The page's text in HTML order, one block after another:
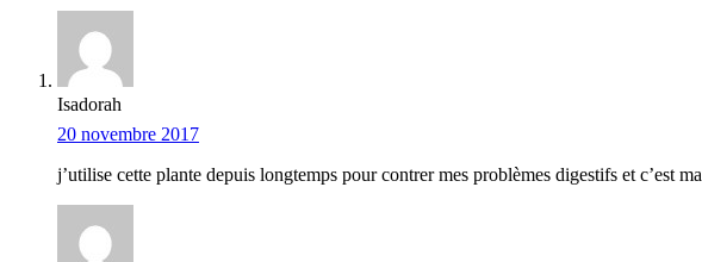
Isadorah
20 novembre 2017
j’utilise cette plante depuis longtemps pour contrer mes problèmes digestifs et c’est